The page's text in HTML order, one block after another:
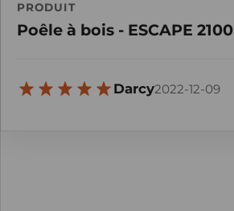
PRODUIT
Poêle à bois - ESCAPE 2100
Darcy2022-12-09